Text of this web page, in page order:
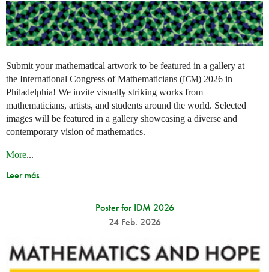
Submit your mathematical artwork to be featured in a gallery at
the International Congress of Mathematicians (ICM) 2026 in
Philadelphia! We invite visually striking works from
mathematicians, artists, and students around the world. Selected
images will be featured in a gallery showcasing a diverse and
contemporary vision of mathematics.
More...
Leer más
Poster for IDM 2026
24 Feb. 2026